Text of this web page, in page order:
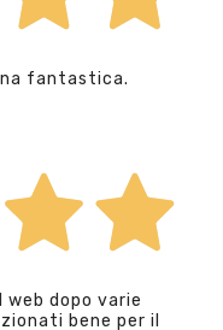
fantastica.
dopo varie
bene per il